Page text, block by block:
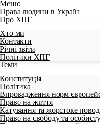
Меню
Права людини в Україні
Про ХПГ
Хто ми
Контакти
Річні звіти
Політики ХПГ
Теми
Конституція
Політика
Впровадження норм
Право на життя
Катування та жорстоке
Право на свободу та